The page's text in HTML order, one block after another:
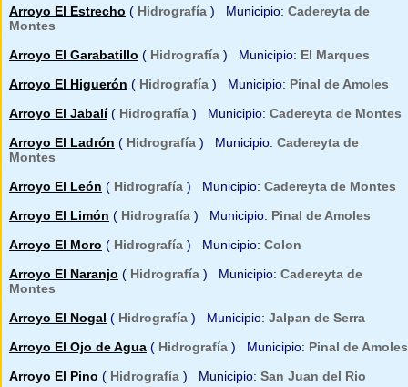
Arroyo El Estrecho ( Hidrografía ) Municipio: Cadereyta de
Montes
Arroyo El Garabatillo ( Hidrografía ) Municipio: El Marques
Arroyo El Higuerón ( Hidrografía ) Municipio: Pinal de Amoles
Arroyo El Jabalí( Hidrografía ) Municipio: Cadereyta de Montes
Arroyo El Ladrón ( Hidrografía ) Municipio: Cadereyta de
Montes
Arroyo El León ( Hidrografía ) Municipio: Cadereyta de Montes
Arroyo El Limón ( Hidrografía ) Municipio: Pinal de Amoles
Arroyo El Moro ( Hidrografía ) Municipio: Colon
Arroyo El Naranjo ( Hidrografía ) Municipio: Cadereyta de
Montes
Arroyo El Nogal ( Hidrografía ) Municipio: Jalpan de Serra
Arroyo El Ojo de Agua ( Hidrografía ) Municipio: Pinal de Amoles
Arroyo El Pino ( Hidrografía ) Municipio: San Juan del Rio